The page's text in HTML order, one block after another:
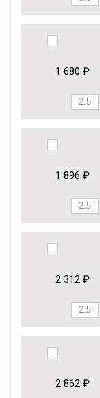
1 680 ₽
1 896 ₽
2 312 ₽
2 862 ₽